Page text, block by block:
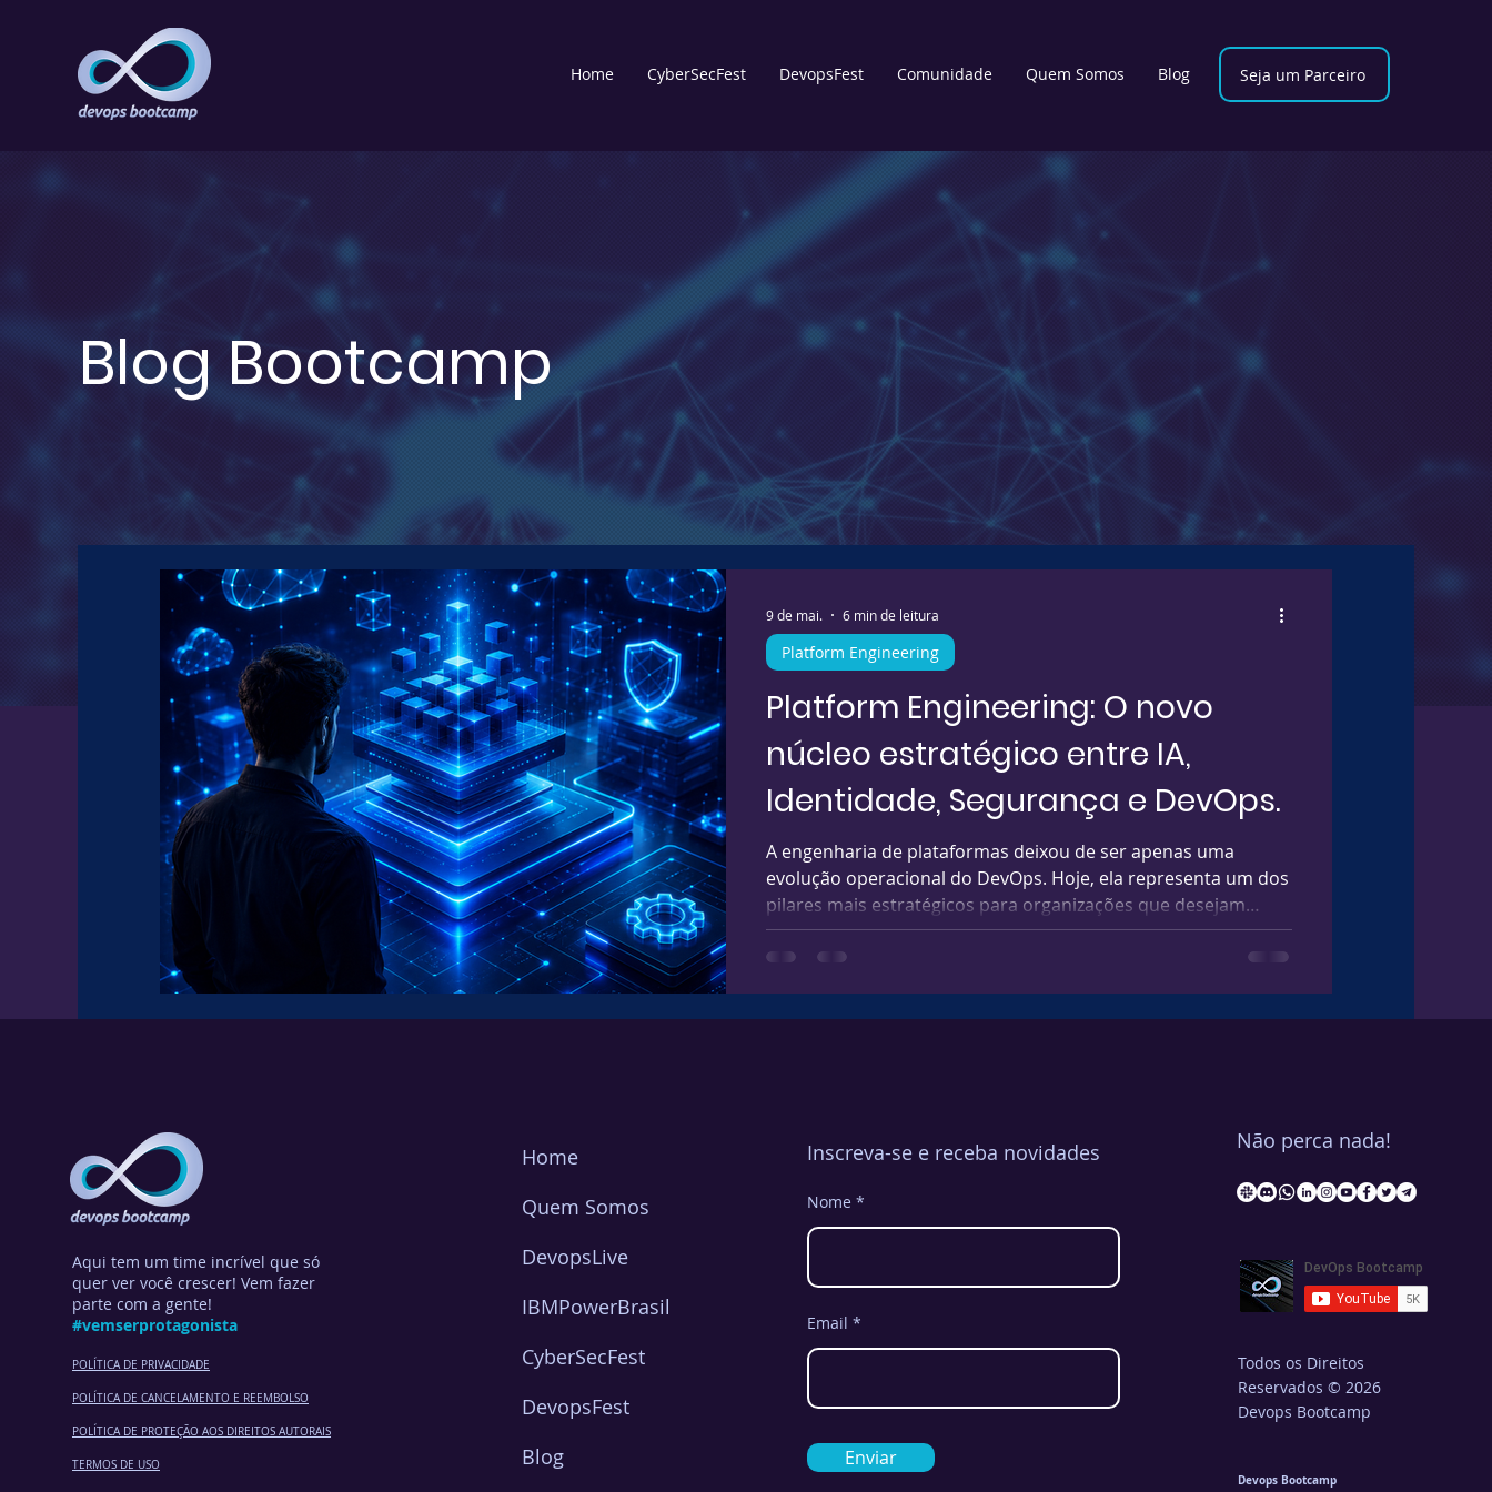
Home CyberSecFest DevopsFest Comunidade Quem Somos Blog Seja um Parceiro
Blog Bootcamp
Platform Engineering: O novo
núcleo estratégico entre IA,
Identidade, Segurança e DevOps.
A engenharia de plataformas deixou de ser apenas uma
evolução operacional do DevOps. Hoje, ela representa um dos
pilares mais estratégicos para organizações que desejam
escalar inovação, IA, automação e segurança de forma
sustentável. Enquanto muitas empresas ainda enxergam
Platform Engineering
9 de mai. 6 min de leitura
Aqui tem um time incrível que só
quer ver você crescer! Vem fazer
parte com a gente!
#vemserprotagonista
POLÍTICA DE PRIVACIDADE
POLÍTICA DE CANCELAMENTO E REEMBOLSO
POLÍTICA DE PROTEÇÃO AOS DIREITOS AUTORAIS
TERMOS DE USO
Home
Quem Somos
DevopsLive
IBMPowerBrasil
CyberSecFest
DevopsFest
Blog
Inscreva-se e receba novidades
Nome
Email
Enviar
Não perca nada!
Todos os Direitos
Reservados © 2026
Devops Bootcamp
Devops Bootcamp